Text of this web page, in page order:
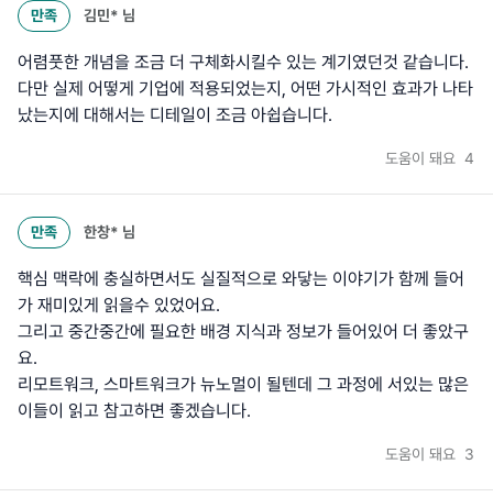
만족 김민* 님
어렴풋한 개념을 조금 더 구체화시킬수 있는 계기였던것 같습니다.
다만 실제 어떻게 기업에 적용되었는지, 어떤 가시적인 효과가 나타
났는지에 대해서는 디테일이 조금 아쉽습니다.
도움이 돼요 4
만족 한창* 님
핵심 맥락에 충실하면서도 실질적으로 와닿는 이야기가 함께 들어
가 재미있게 읽을수 있었어요.
그리고 중간중간에 필요한 배경 지식과 정보가 들어있어 더 좋았구
요.
리모트워크, 스마트워크가 뉴노멀이 될텐데 그 과정에 서있는 많은
이들이 읽고 참고하면 좋겠습니다.
도움이 돼요 3